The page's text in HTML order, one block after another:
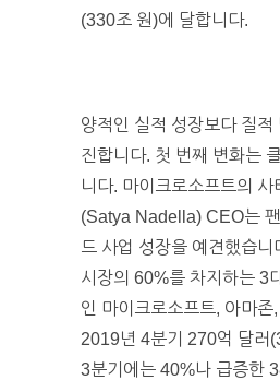
(330조 원)에 달합니다.
양적인 실적 성장보다 질적
진합니다. 첫 번째 변화는
니다. 마이크로소프트의 사
(Satya Nadella) CEO는
드 사업 성장을 예견했습니
시장의 60%를 차지하는 3
인 마이크로소프트, 아마존
2019년 4분기 270억 달러
3분기에는 40%나 급증한